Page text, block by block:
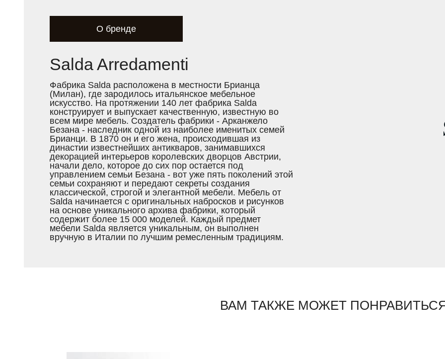
О бренде
Salda Arredamenti
Фабрика Salda расположена в местности Брианца
(Милан), где зародилось итальянское мебельное
искусство. На протяжении 140 лет фабрика Salda
конструирует и выпускает качественную, известную во
всем мире мебель. Создатель фабрики - Арканжело
Безана - наследник одной из наиболее именитых семей
Брианци. В 1870 он и его жена, происходившая из
династии известнейших антикваров, занимавшихся
декорацией интерьеров королевских дворцов Австрии,
начали дело, которое до сих пор остается под
управлением семьи Безана - вот уже пять поколений этой
семьи сохраняют и передают секреты создания
классической, строгой и элегантной мебели. Мебель от
Salda начинается с оригинальных набросков и рисунков
на основе уникального архива фабрики, который
содержит более 15 000 моделей. Каждый предмет
мебели Salda является уникальным, он выполнен
вручную в Италии по лучшим ремесленным традициям.
ВАМ ТАКЖЕ МОЖЕТ